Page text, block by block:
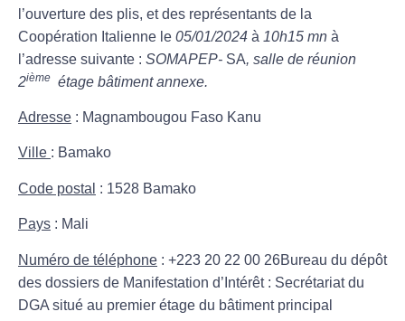
l’ouverture des plis, et des représentants de la
Coopération Italienne le 05/01/2024 à 10h15 mn à
l’adresse suivante : SOMAPEP- SA, salle de réunion
2ième étage bâtiment annexe.
Adresse : Magnambougou Faso Kanu
Ville : Bamako
Code postal : 1528 Bamako
Pays : Mali
Numéro de téléphone : +223 20 22 00 26Bureau du dépôt
des dossiers de Manifestation d’Intérêt: Secrétariat du
DGA situé au premier étage du bâtiment principal